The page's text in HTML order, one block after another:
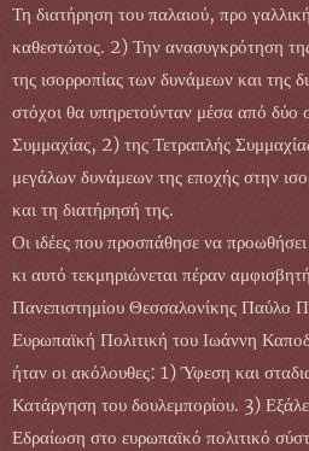
Τη διατήρηση του παλαιού, προ
καθεστώτος. 2) Την ανασυγκρότηση
της ισορροπίας των δυνάμεων και της
στόχοι θα υπηρετούνταν μέσα από δύο
Συμμαχίας, 2) της Τετραπλής
μεγάλων δυνάμεων της εποχής στην
και τη διατήρησή της.
Οι ιδέες που προσπάθησε να
κι αυτό τεκμηριώνεται πέραν
Πανεπιστημίου Θεσσαλονίκης Παύλο
Ευρωπαϊκή Πολιτική του Ιωάννη
ήταν οι ακόλουθες: 1) Ύφεση και
Κατάργηση του δουλεμπορίου. 3)
Εδραίωση στο ευρωπαϊκό πολιτικό